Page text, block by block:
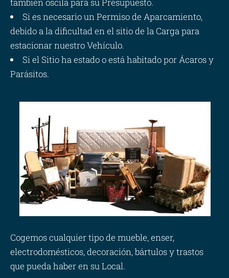
también oscila para su Presupuesto.
Si es necesario un Permiso de Aparcamiento,
debido a la dificultad en el sitio de la Carga para
estacionar nuestro Vehículo.
Si el Sitio ha estado o está habitado por Ácaros y
Parásitos.
Cogemos cualquier tipo de mueble, enser,
electrodomésticos, decoración, bártulos y trastos
que pueda haber en su Local.